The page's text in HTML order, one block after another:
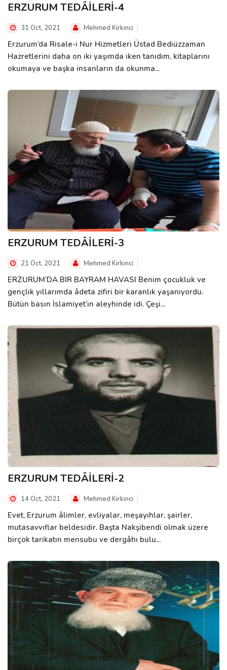
ERZURUM TEDÂİLERİ-4
31 Oct, 2021 Mehmed Kirkinci
Erzurum’da Risale-i Nur Hizmetleri Üstad Bediüzzaman
Hazretlerini daha on iki yaşımda iken tanıdım, kitaplarını
okumaya ve başka insanların da okunma...
ERZURUM TEDÂİLERİ-3
21 Oct, 2021 Mehmed Kirkinci
ERZURUM’DA BİR BAYRAM HAVASI Benim çocukluk ve
gençlik yıllarımda âdeta zifiri bir karanlık yaşanıyordu.
Bütün basın İslamiyet’in aleyhinde idi. Çeşi...
ERZURUM TEDÂİLERİ-2
14 Oct, 2021 Mehmed Kirkinci
Evet, Erzurum âlimler, evliyalar, meşayıhlar, şairler,
mutasavvıflar beldesidir. Başta Nakşibendi olmak üzere
birçok tarikatın mensubu ve dergâhı bulu...